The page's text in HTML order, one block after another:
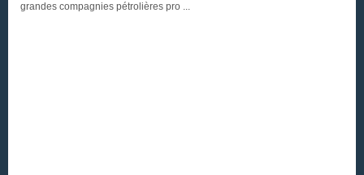
grandes compagnies pétrolières pro ...